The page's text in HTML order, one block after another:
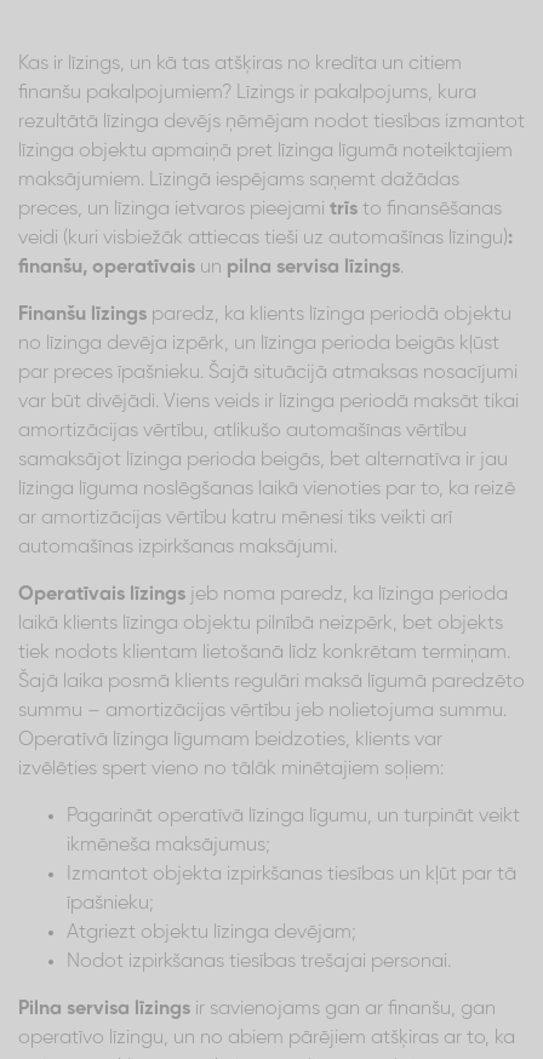
Kas ir līzings, un kā tas atšķiras no kredīta un citiem
finanšu pakalpojumiem? Līzings ir pakalpojums, kura
rezultātā līzinga devējs ņēmējam nodot tiesības izmantot
līzinga objektu apmaiņā pret līzinga līgumā noteiktajiem
maksājumiem. Līzingā iespējams saņemt dažādas
preces, un līzinga ietvaros pieejami trīs to finansēšanas
veidi (kuri visbiežāk attiecas tieši uz automašīnas līzingu):
finanšu, operatīvais un pilna servisa līzings.
Finanšu līzings paredz, ka klients līzinga periodā objektu
no līzinga devēja izpērk, un līzinga perioda beigās kļūst
par preces īpašnieku. Šajā situācijā atmaksas nosacījumi
var būt divējādi. Viens veids ir līzinga periodā maksāt tikai
amortizācijas vērtību, atlikušo automašīnas vērtību
samaksājot līzinga perioda beigās, bet alternatīva ir jau
līzinga līguma noslēgšanas laikā vienoties par to, ka reizē
ar amortizācijas vērtību katru mēnesi tiks veikti arī
automašīnas izpirkšanas maksājumi.
Operatīvais līzings jeb noma paredz, ka līzinga perioda
laikā klients līzinga objektu pilnībā neizpērk, bet objekts
tiek nodots klientam lietošanā līdz konkrētam termiņam.
Šajā laika posmā klients regulāri maksā līgumā paredzēto
summu – amortizācijas vērtību jeb nolietojuma summu.
Operatīvā līzinga līgumam beidzoties, klients var
izvēlēties spert vieno no tālāk minētajiem soļiem:
Pagarināt operatīvā līzinga līgumu, un turpināt veikt
ikmēneša maksājumus;
Izmantot objekta izpirkšanas tiesības un kļūt par tā
īpašnieku;
Atgriezt objektu līzinga devējam;
Nodot izpirkšanas tiesības trešajai personai.
Pilna servisa līzings ir savienojams gan ar finanšu, gan
operatīvo līzingu, un no abiem pārējiem atšķiras ar to, ka